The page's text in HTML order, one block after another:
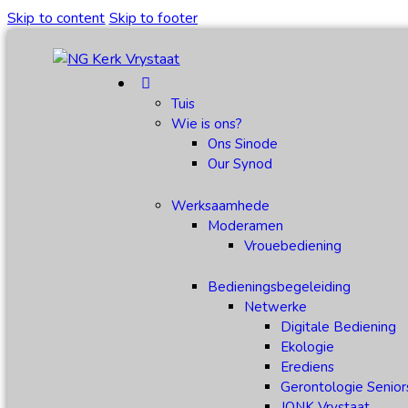
Skip to content Skip to footer
Tuis
Wie is ons?
Ons Sinode
Our Synod
Werksaamhede
Moderamen
Vrouebediening
Bedieningsbegeleiding
Netwerke
Digitale Bediening
Ekologie
Erediens
Gerontologie